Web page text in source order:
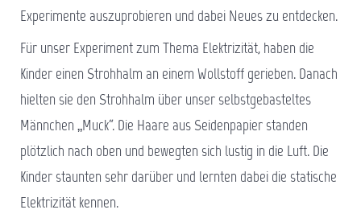
Experimente auszuprobieren und dabei Neues zu entdecken.
Für unser Experiment zum Thema Elektrizität, haben die
Kinder einen Strohhalm an einem Wollstoff gerieben. Danach
hielten sie den Strohhalm über unser selbstgebasteltes
Männchen „Muck“. Die Haare aus Seidenpapier standen
plötzlich nach oben und bewegten sich lustig in die Luft. Die
Kinder staunten sehr darüber und lernten dabei die statische
Elektrizität kennen.